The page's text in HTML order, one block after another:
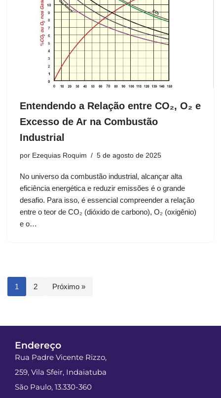
Entendendo a Relação entre CO₂, O₂ e
Excesso de Ar na Combustão
Industrial
por Ezequias Roquim 5 de agosto de 2025
No universo da combustão industrial, alcançar alta
eficiência energética e reduzir emissões é o grande
desafio. Para isso, é essencial compreender a relação
entre o teor de CO₂ (dióxido de carbono), O₂ (oxigênio)
e o…
1 2 Próximo »
Endereço
Rua Padre Vicente Rizzo,
259, Vila Sfeir, Indaiatuba
São Paulo, 13.330-360